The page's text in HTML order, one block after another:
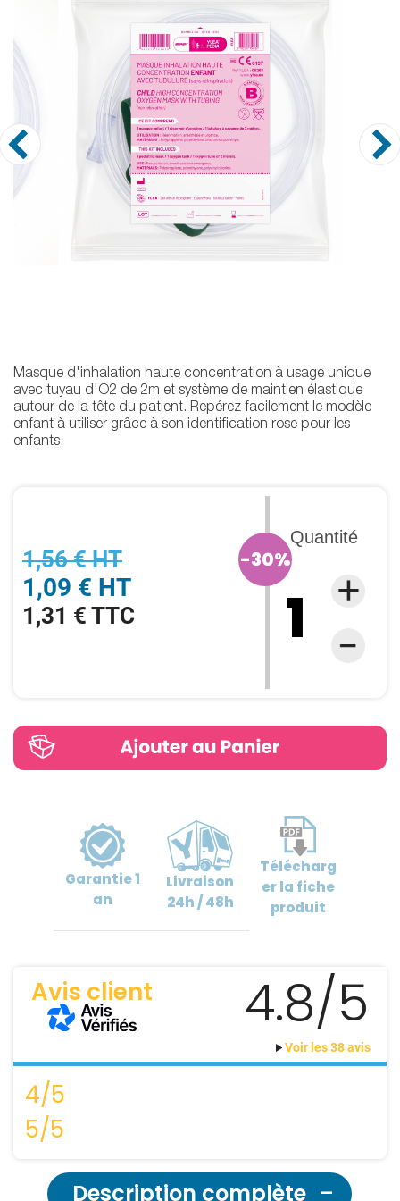
1,56 € HT
1,09 € HT
1,31 € TTC
-30%
Quantité
Masque d'inhalation haute concentration à usage unique
avec tuyau d'O2 de 2m et système de maintien élastique
autour de la tête du patient. Repérez facilement le modèle
enfant à utiliser grâce à son identification rose pour les
enfants.
Garantie1
an
Livraison
24h / 48h
Télécharg
erla fiche
produit
Avis client 4.8/5
Voir les 38 avis
4/5
5/5
Description complète